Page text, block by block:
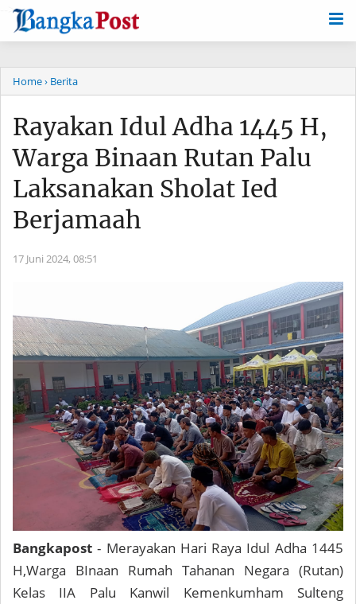
-->
Home› Berita
Rayakan Idul Adha 1445 H,
Warga Binaan Rutan Palu
Laksanakan Sholat Ied
Berjamaah
17 Juni 2024, 08:51
Bangkapost- Merayakan Hari Raya Idul Adha 1445
H,Warga BInaan Rumah Tahanan Negara (Rutan)
Kelas IIA Palu Kanwil Kemenkumham Sulteng